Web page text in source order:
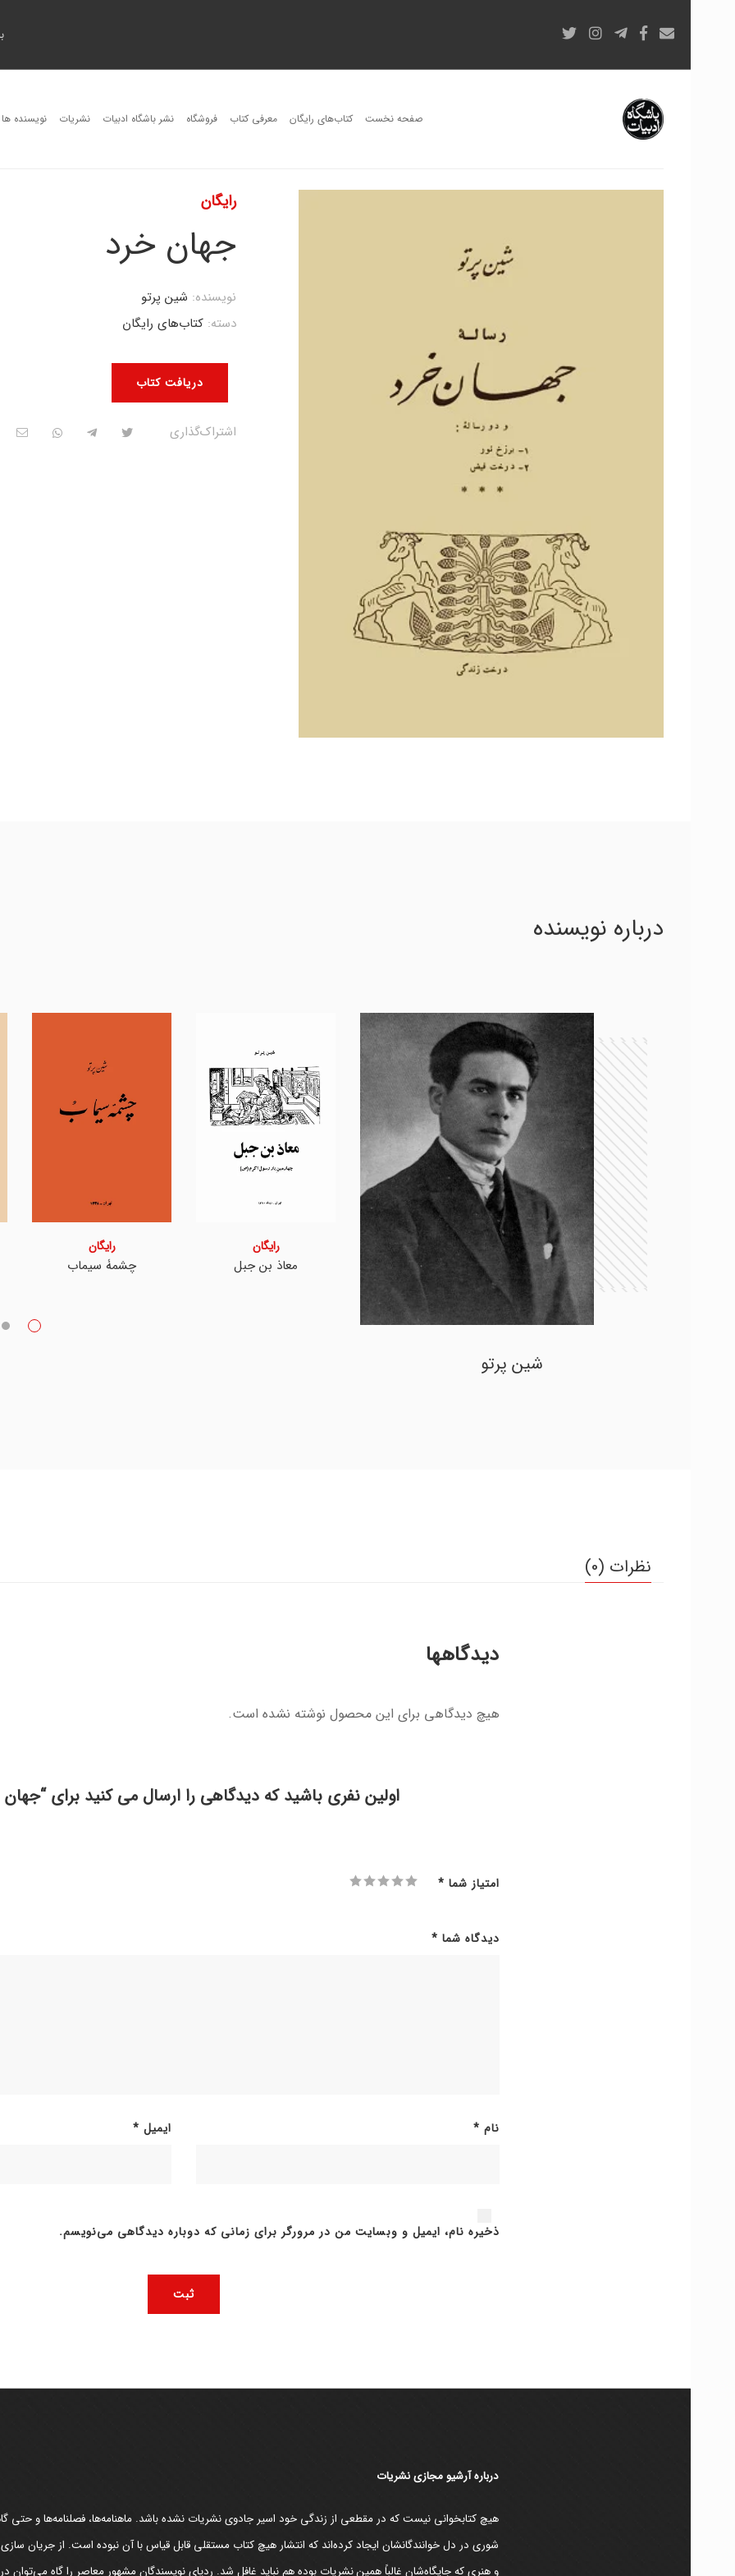
صفحه نخست کتاب‌های رایگان معرفی کتاب فروشگاه نشر باشگاه ادبیات نشریات نویسنده ها
رایگان
جهان خرد
دریافت کتاب
نویسنده: شین پرتو
دسته: کتاب‌های رایگان
اشتراک‌گذاری
درباره نویسنده
شین پرتو
معاذ بن جبل
رایگان
چشمۀ سیماب
رایگان
نظرات (0)
دیدگاهها
هیچ دیدگاهی برای این محصول نوشته نشده است.
اولین نفری باشید که دیدگاهی را ارسال می کنید برای
امتیاز شما *
دیدگاه شما *
نام * ایمیل *
ذخیره نام، ایمیل و وبسایت من در مرورگر برای زمانی که دوباره دیدگاهی می‌نویسم.
دربارۀ آرشیو مجازی نشریات
هیچ کتابخوانی نیست که در مقطعی از زندگی خود اسیر جادوی نشریات نشده باشد. ماهنامه‌ها، فصلنامه‌ها و حتی
شوری در دل خوانندگانشان ایجاد کرده‌اند که انتشار هیچ کتاب مستقلی قابل قیاس با آن نبوده است. از جریان
و هنری که جایگاه‌شان غالباً همین نشریات بوده هم نباید غافل شد. ردپای نویسندگان مشهور معاصر را گاه می‌توان